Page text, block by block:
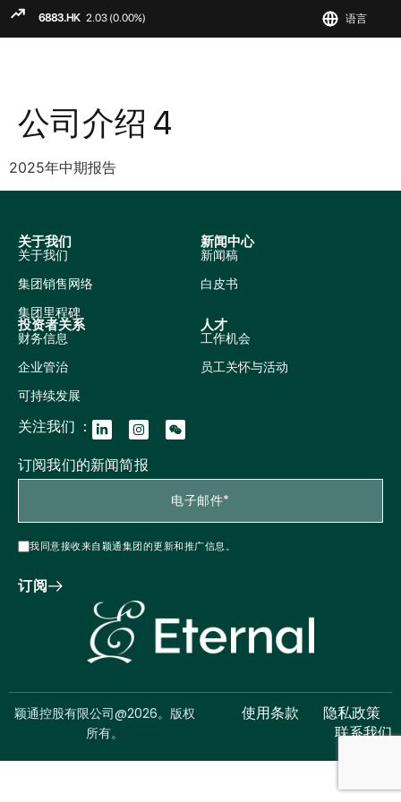
语言
公司介绍 4
2025年中期报告
关于我们
关于我们
集团销售网络
集团里程碑
新闻中心
新闻稿
白皮书
投资者关系
财务信息
企业管治
可持续发展
人才
工作机会
员工关怀与活动
关注我们 ：
订阅我们的新闻简报
我同意接收来自颖通集团的更新和推广信息。
订阅
颖通控股有限公司@2026。版权
所有。
使用条款
隐私政策
联系我们